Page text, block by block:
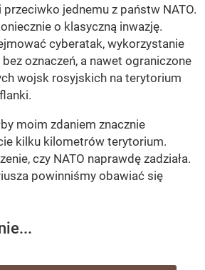
jednemu z państw NATO.
o klasyczną inwazję.
cyberatak, wykorzystanie
oznaczeń, a nawet ograniczone
wojsk rosyjskich na terytorium
moim zdaniem znacznie
kilku kilometrów terytorium.
czy NATO naprawdę zadziała.
powinniśmy obawiać się